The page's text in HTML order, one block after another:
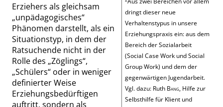
dringt dieser neue
Verhaltenstypus in unsere
Erziehungspraxis ein: aus dem
Bereich der Sozialarbeit
(Social Case Work undSocial
Group Work) und dem der
gegenwärtigen Jugendarbeit.
Vgl. dazu: Ruth Bang, Hilfe zur
Selbsthilfe für Klient und
Erziehers als gleichsam
„unpädagogisches“
Phänomen darstellt, als ein
Situationstyp, in dem der
Ratsuchende nicht in der
Rolle des „Zöglings“,
„Schülers“ oder in weniger
definierter Weise
Erziehungsbedürftigen
auftritt, sondern als